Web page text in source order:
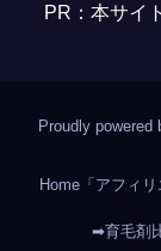
PR：本サイ
Proudly powered
Home「アフィリ
➡育毛剤